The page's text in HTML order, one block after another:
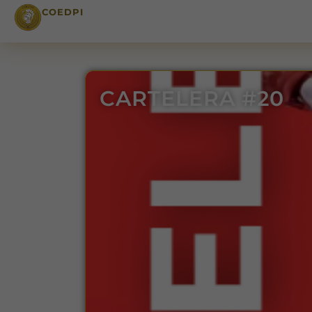
COEDPI
CARTELERA #20